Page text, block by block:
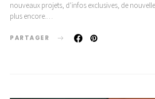
nouveaux projets, d’infos exclusives, de
plus encore.…
PARTAGER